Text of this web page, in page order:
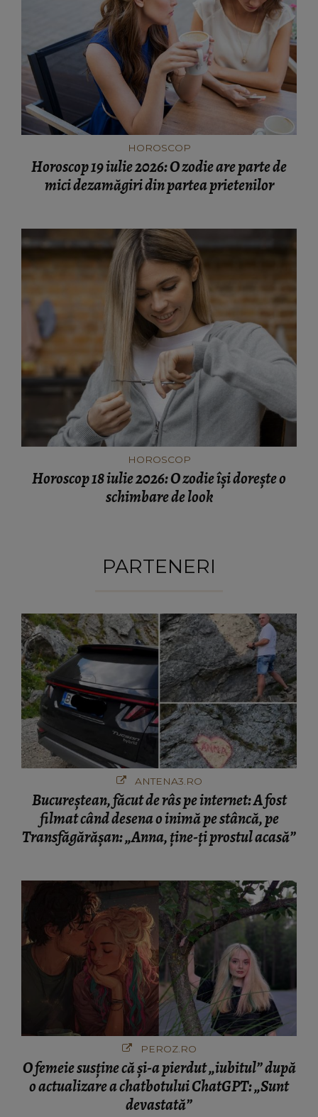
HOROSCOP
Horoscop 19 iulie 2026: O zodie are parte de
mici dezamăgiri din partea prietenilor
HOROSCOP
Horoscop 18 iulie 2026: O zodie își dorește o
schimbare de look
PARTENERI
ANTENA3.RO
Bucureștean, făcut de râs pe internet: A fost
filmat când desena o inimă pe stâncă, pe
Transfăgărășan: „Anna, ține-ți prostul acasă”
PEROZ.RO
O femeie susține că și-a pierdut „iubitul” după
o actualizare a chatbotului ChatGPT: „Sunt
devastată”